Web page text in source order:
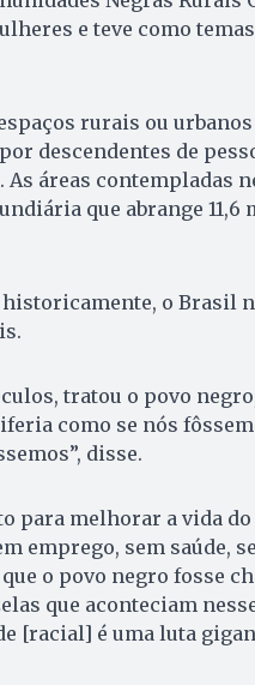
e teve como
rurais ou
descendentes de
áreas contempladas
que abrange 11,6
o Brasil
tratou o povo
como se nós
disse.
para melhorar a vida
emprego, sem saúde,
o povo negro fosse
que aconteciam
[racial] é uma luta